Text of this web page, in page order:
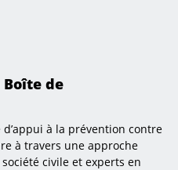
de
à la prévention contre
à travers une approche
civile et experts en